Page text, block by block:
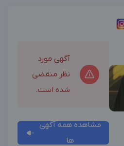
آگهی مورد
نظر منقضی
شده است.
مشاهده همه آگهی
ها